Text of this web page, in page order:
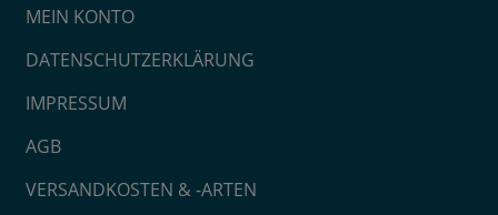
MEIN KONTO
DATENSCHUTZERKLÄRUNG
IMPRESSUM
AGB
VERSANDKOSTEN & -ARTEN